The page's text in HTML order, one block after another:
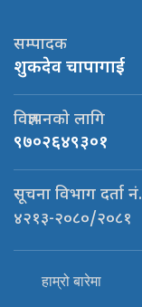
सम्पादक
शुकदेव चापागाई
विज्ञापनको लागि
९७०२६४९३०१
सूचना विभाग दर्ता नं.
४२१३-२०८०/२०८१
हाम्रो बारेमा